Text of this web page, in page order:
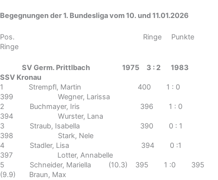
Begegnungen der 1. Bundesliga vom 10. und 11.01.2026
Pos. Ringe Punkte
Ringe
SV Germ. Prittlbach 1975 3 : 2 1983
SSV Kronau
1 Strempfl, Martin 400 1 : 0
399 Wegner, Larissa
2 Buchmayer, Iris 396 1 : 0
394 Wurster, Lana
3 Straub, Isabella 390 0 : 1
398 Stark, Nele
4 Stadler, Lisa 394 0 :1
397 Lotter, Annabelle
5 Schneider, Mariella (10.3) 395 1 :0 395
(9.9) Braun, Max